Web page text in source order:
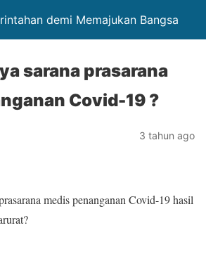
demi Memajukan Bangsa
sarana prasarana
Covid-19 ?
3 tahun ago
medis penanganan Covid-19 hasil